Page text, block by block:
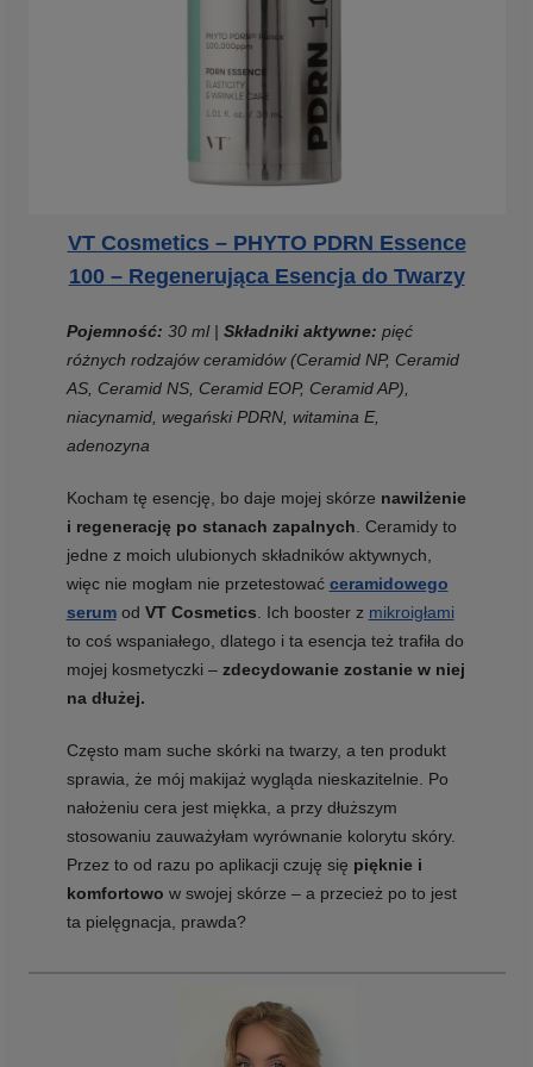
VT Cosmetics – PHYTO PDRN Essence
100 – Regenerująca Esencja do Twarzy
Pojemność: 30 ml | Składniki aktywne: pięć
różnych rodzajów ceramidów (Ceramid NP, Ceramid
AS, Ceramid NS, Ceramid EOP, Ceramid AP),
niacynamid, wegański PDRN, witamina E,
adenozyna
Kocham tę esencję, bo daje mojej skórze nawilżenie
i regenerację po stanach zapalnych. Ceramidy to
jedne z moich ulubionych składników aktywnych,
więc nie mogłam nie przetestować ceramidowego
serumod VT Cosmetics. Ich booster z mikroigłami
to coś wspaniałego, dlatego i ta esencja też trafiła do
mojej kosmetyczki –zdecydowanie zostanie w niej
na dłużej.
Często mam suche skórki na twarzy, a ten produkt
sprawia, że mój makijaż wygląda nieskazitelnie. Po
nałożeniu cera jest miękka, a przy dłuższym
stosowaniu zauważyłam wyrównanie kolorytu skóry.
Przez to od razu po aplikacji czuję się pięknie i
komfortowo w swojej skórze – a przecież po to jest
ta pielęgnacja, prawda?